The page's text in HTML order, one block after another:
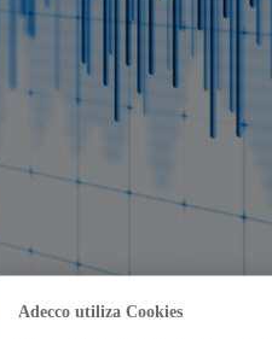
Adecco utiliza Cookies